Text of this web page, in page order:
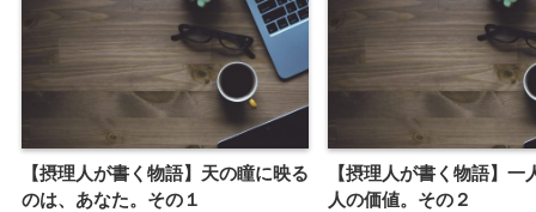
【摂理人が書く物語】天の瞳に映る
のは、あなた。その１
【摂理人が書く物語】一
人の価値。その２